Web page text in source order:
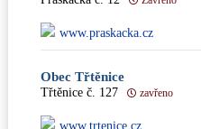
www.praskacka.cz
Obec Třtěnice
Třtěnice č. 127 zavřeno
www.trtenice.cz